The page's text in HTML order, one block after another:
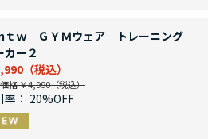
ｔｗ ＧＹＭウェア トレーニング
カー２
格 ￥4,990
： 20%OFF